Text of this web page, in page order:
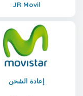
JR Movil
إعادة الشحن